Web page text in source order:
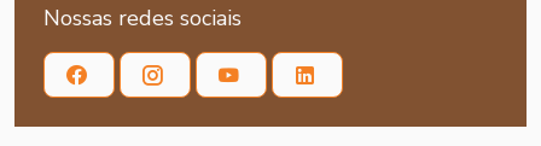
Nossas redes sociais